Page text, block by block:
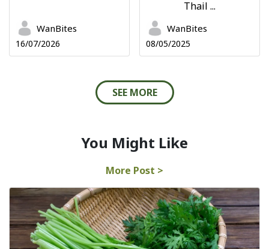
WanBites
16/07/2026
Thail ...
WanBites
08/05/2025
SEE MORE
You Might Like
More Post >